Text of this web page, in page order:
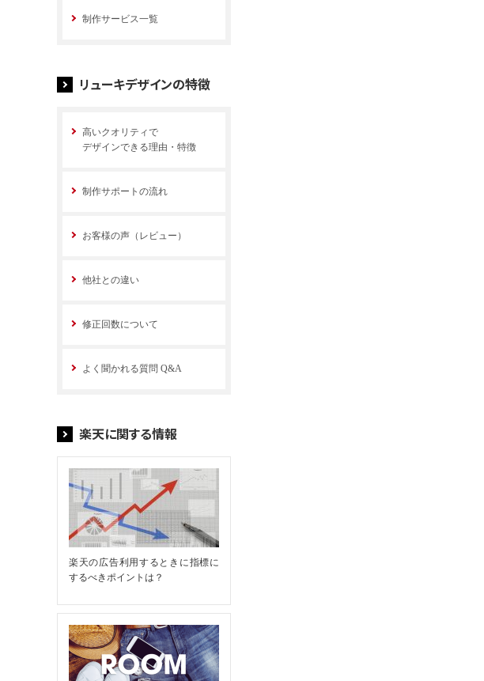
制作サービス一覧
リューキデザインの特徴
高いクオリティで
デザインできる理由・特徴
制作サポートの流れ
お客様の声（レビュー）
他社との違い
修正回数について
よく聞かれる質問 Q&A
楽天に関する情報
楽天の広告利用するときに指標に
するべきポイントは？